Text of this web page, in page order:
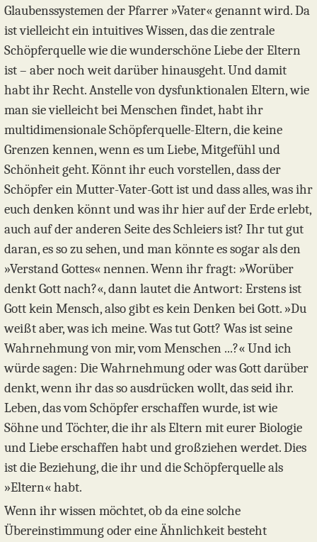
Glaubenssystemen der Pfarrer »Vater« genannt wird. Da
ist vielleicht ein intuitives Wissen, das die zentrale
Schöpferquelle wie die wunderschöne Liebe der Eltern
ist – aber noch weit darüber hinausgeht. Und damit
habt ihr Recht. Anstelle von dysfunktionalen Eltern, wie
man sie vielleicht bei Menschen findet, habt ihr
multidimensionale Schöpferquelle-Eltern, die keine
Grenzen kennen, wenn es um Liebe, Mitgefühl und
Schönheit geht. Könnt ihr euch vorstellen, dass der
Schöpfer ein Mutter-Vater-Gott ist und dass alles, was ihr
euch denken könnt und was ihr hier auf der Erde erlebt,
auch auf der anderen Seite des Schleiers ist? Ihr tut gut
daran, es so zu sehen, und man könnte es sogar als den
»Verstand Gottes« nennen. Wenn ihr fragt: »Worüber
denkt Gott nach?«, dann lautet die Antwort: Erstens ist
Gott kein Mensch, also gibt es kein Denken bei Gott. »Du
weißt aber, was ich meine. Was tut Gott? Was ist seine
Wahrnehmung von mir, vom Menschen ...?« Und ich
würde sagen: Die Wahrnehmung oder was Gott darüber
denkt, wenn ihr das so ausdrücken wollt, das seid ihr.
Leben, das vom Schöpfer erschaffen wurde, ist wie
Söhne und Töchter, die ihr als Eltern mit eurer Biologie
und Liebe erschaffen habt und großziehen werdet. Dies
ist die Beziehung, die ihr und die Schöpferquelle als
»Eltern« habt.
Wenn ihr wissen möchtet, ob da eine solche
Übereinstimmung oder eine Ähnlichkeit besteht